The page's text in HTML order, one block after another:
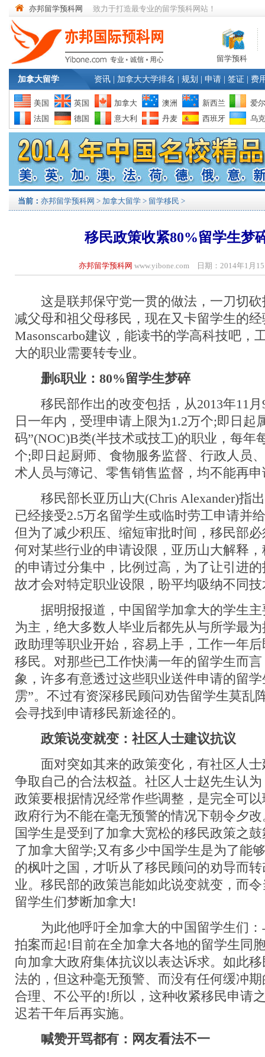
亦邦留学预科网 致力于打造最专业的留学预科网站！
留学预科
加拿大留学 资讯 加拿大大学排名 规划 申请 签证 费
美国 英国 加拿大 澳洲 新西兰
爱
法国
德国 意大利 丹麦 西班牙 乌
当前： 亦邦留学预科网 > 加拿大留学 > 留学移民 >
移民政策收紧80%留学生梦
亦邦留学预科网 www.yibone.com 日期：2014年1月
这是联邦保守党一贯的做法，一刀切砍
减父母和祖父母移民，现在又卡留学生的
Masonscarbo建议，能读书的学高科技吧，
大的职业需要转专业。
删6职业：80%留学生梦碎
移民部作出的改变包括，从2013年11月
日一年内，受理申请上限为1.2万个;即日起
码”(NOC)B类(半技术或技工)的职业，每年
个;即日起厨师、食物服务监督、行政人员
术人员与簿记、零售销售监督，均不能再申
移民部长亚历山大(Chris Alexander)指出
已经接受2.5万名留学生或临时劳工申请并
但为了减少积压、缩短审批时间，移民部
何对某些行业的申请设限，亚历山大解释
的申请过分集中，比例过高，为了让引进
故才会对特定职业设限，盼平均吸纳不同
据明报报道，中国留学加拿大的学生主
为主，绝大多数人毕业后都先从与所学最
政助理等职业开始，容易上手，工作一年
移民。对那些已工作快满一年的留学生而
象，许多有意透过这些职业送件申请的留
雳”。不过有资深移民顾问劝告留学生莫乱
会寻找到申请移民新途径的。
政策说变就变：社区人士建议抗议
面对突如其来的政策变化，有社区人士
争取自己的合法权益。社区人士赵先生认
政策要根据情况经常作些调整，是完全可以
政府行为不能在毫无预警的情况下朝令夕
国学生是受到了加拿大宽松的移民政策之
了加拿大留学;又有多少中国学生是为了能
的枫叶之国，才听从了移民顾问的劝导而
业。移民部的政策岂能如此说变就变，而
留学生们梦断加拿大!
为此他呼吁全加拿大的中国留学生们：
拍案而起!目前在全加拿大各地的留学生同
向加拿大政府集体抗议以表达诉求。如此
法的，但这种毫无预警、而没有任何缓冲
合理、不公平的!所以，这种收紧移民申请
迟若干年后再实施。
喊赞开骂都有：网友看法不一